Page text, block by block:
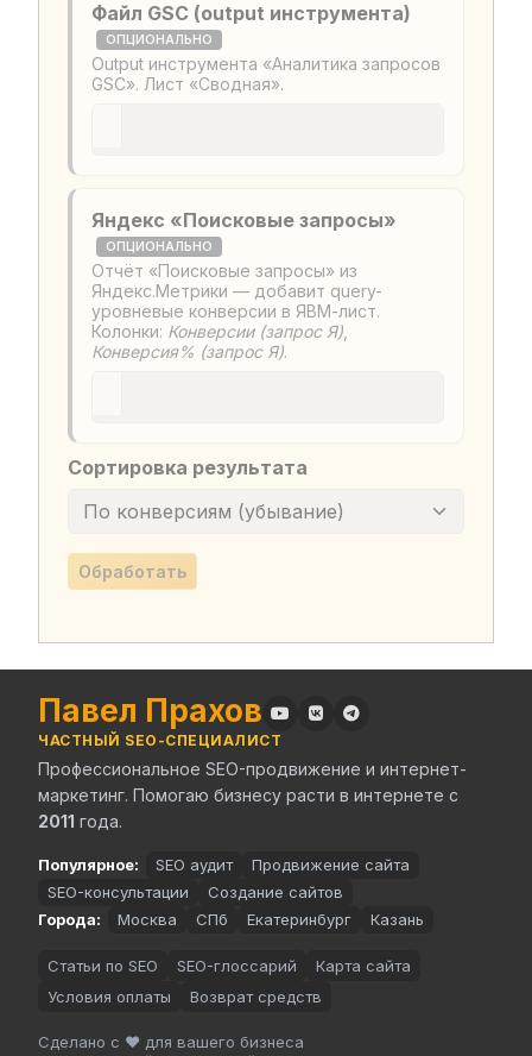
Файл GSC (output инструмента)
ОПЦИОНАЛЬНО
Output инструмента «Аналитика запросов
GSC». Лист «Сводная».
Яндекс «Поисковые запросы»
ОПЦИОНАЛЬНО
Отчёт «Поисковые запросы» из
Яндекс.Метрики — добавит query-
уровневые конверсии в ЯВМ-лист.
Колонки: Конверсии (запрос Я)
Конверсия% (запрос Я).
Сортировка результата
Обработать
Павел Прахов
ЧАСТНЫЙ SEO-СПЕЦИАЛИСТ
Профессиональное SEO-продвижение и интернет-
маркетинг. Помогаю бизнесу расти в интернете с
2011 года.
Популярное: SEO аудит
Продвижение сайта
SEO-консультации
Создание сайтов
Города:
Москва СПб Екатеринбург Казань
Статьи по SEO SEO-глоссарий
Карта сайта
Условия оплаты
Возврат средств
Сделано с ❤️ для вашего бизнеса